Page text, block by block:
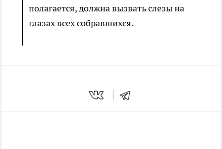
полагается, должна вызвать слезы на
глазах всех собравшихся.